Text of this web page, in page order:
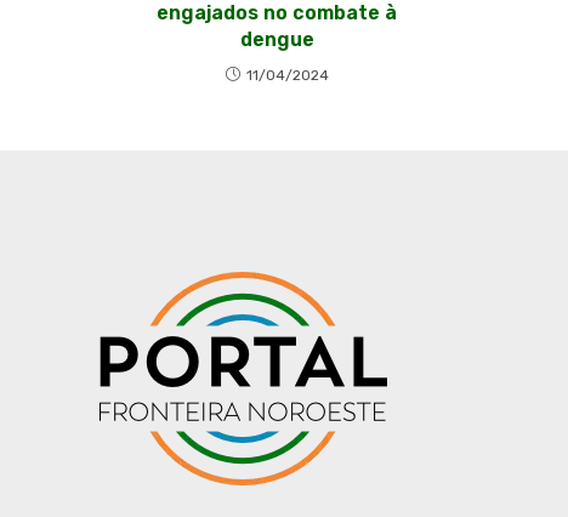
engajados no combate à
dengue
11/04/2024